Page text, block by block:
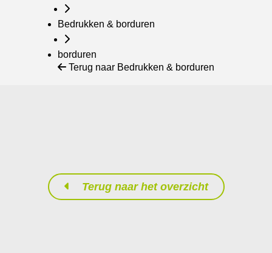
Bedrukken & borduren
borduren
Terug naar Bedrukken & borduren
Terug naar het overzicht